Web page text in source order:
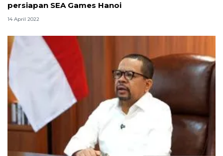
persiapan SEA Games Hanoi
14 April 2022